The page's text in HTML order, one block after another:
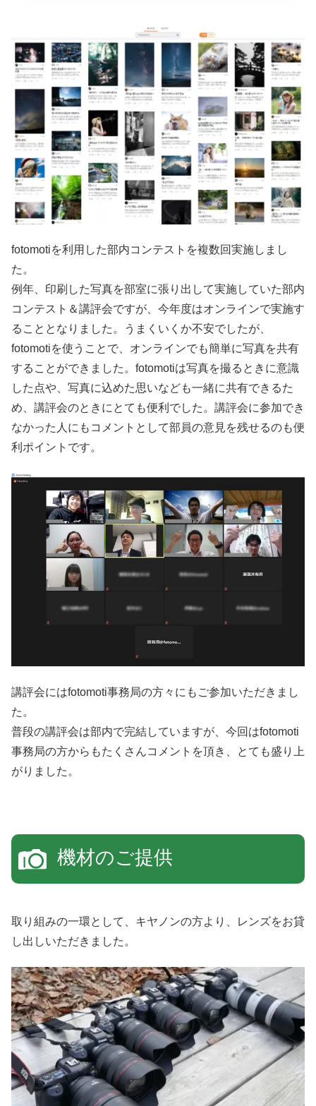
fotomotiを利用した部内コンテストを複数回実施しまし
た。
例年、印刷した写真を部室に張り出して実施していた部内
コンテスト＆講評会ですが、今年度はオンラインで実施す
ることとなりました。うまくいくか不安でしたが、
fotomotiを使うことで、オンラインでも簡単に写真を共有
することができました。fotomotiは写真を撮るときに意識
した点や、写真に込めた思いなども一緒に共有できるた
め、講評会のときにとても便利でした。講評会に参加でき
なかった人にもコメントとして部員の意見を残せるのも便
利ポイントです。
講評会にはfotomoti事務局の方々にもご参加いただきまし
た。
普段の講評会は部内で完結していますが、今回はfotomoti
事務局の方からもたくさんコメントを頂き、とても盛り上
がりました。
機材のご提供
取り組みの一環として、キヤノンの方より、レンズをお貸
し出しいただきました。